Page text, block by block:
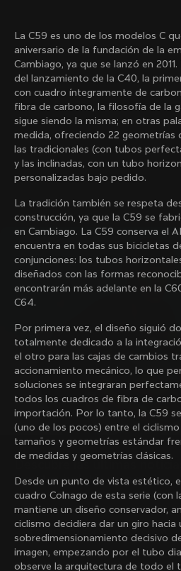
1984
Cargar más
10 de 71
Quiénes somos
Buscar una tienda
Colnago de ocasión y segunda mano
Trabaja con nosotros
Ayuda
Contacto
Guía de tallas
Registro de bicicletas
Asistencia y garantía
Envíos y devoluciones
B2B Client Portal
Redes sociales
Facebook
Instagram
Twitter
Descubre las últimas
Colnago con nuestro
Condiciones generales
Política de privacidad
Política de cookies
Whistleblowing
Privacy Whistleblowing
México|Español
¿Cambiar de país?
La C59 es uno de los modelos C
aniversario de la fundación de la
Cambiago, ya que se lanzó en
del lanzamiento de la C40, la
con cuadro íntegramente de
fibra de carbono, la filosofía de la
sigue siendo la misma; en otras
medida, ofreciendo 22 geometrías
las tradicionales (con tubos
y las inclinadas, con un tubo
personalizadas bajo pedido.
La tradición también se respeta
construcción, ya que la C59 se
en Cambiago. La C59 conserva el
encuentra en todas sus bicicletas
conjunciones: los tubos
diseñados con las formas
encontrarán más adelante en la
C64.
Por primera vez, el diseño siguió
totalmente dedicado a la
el otro para las cajas de cambios
accionamiento mecánico, lo que
soluciones se integraran
todos los cuadros de fibra de
importación. Por lo tanto, la C59
(uno de los pocos) entre el
tamaños y geometrías estándar
de medidas y geometrías clásicas.
Desde un punto de vista estético,
cuadro Colnago de esta serie (con
mantiene un diseño conservador,
ciclismo decidiera dar un giro hacia
sobredimensionamiento decisivo
imagen, empezando por el tubo
observe la arquitectura de todo el
Descubre las últimas
nuestro boletín semanal